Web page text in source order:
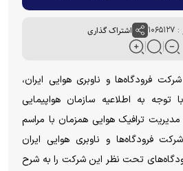
اشتراک گذاری
فرودگاه‌ها و ناوبری هوایی ایران،
توجه به اطلاعیه سازمان هواپیمایی
ترافیک هوایی همزمان با مراسم
فرودگاه‌ها و ناوبری هوایی ایران
تحت نظر این شرکت را به شرح